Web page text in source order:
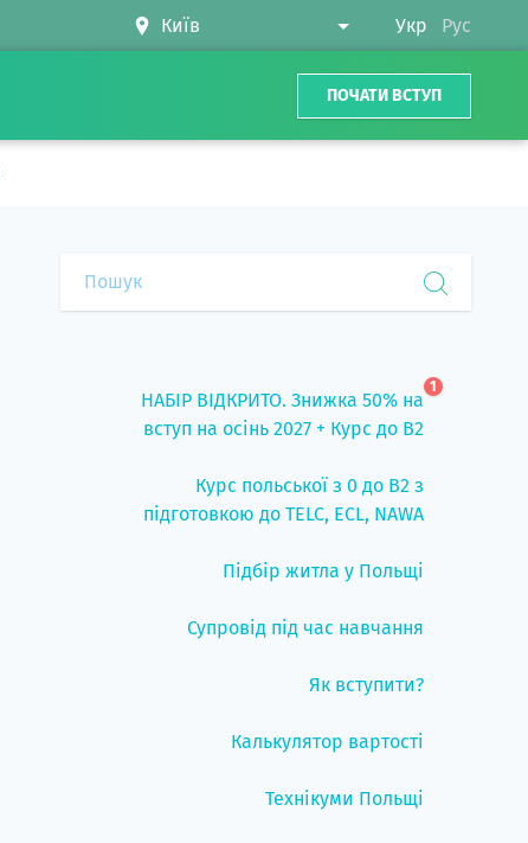
Укр Рус
ПОЧАТИ ВСТУП
НАБІР ВІДКРИТО. Знижка 50% на
вступ на осінь 2027 + Курс до B2
1
Курс польської з 0 до B2 з
підготовкою до TELC, ECL, NAWA
Підбір житла у Польщі
Супровід під час навчання
Як вступити?
Калькулятор вартості
Технікуми Польщі